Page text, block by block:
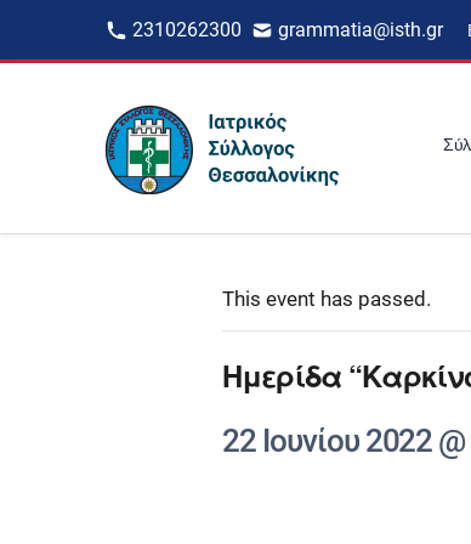
2310262300 grammatia@isth.gr
This event has passed.
Ημερίδα
22 Ιουνίου 2022